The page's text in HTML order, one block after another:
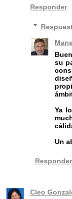
Responder
su
Ya
Un
Responder
Cleo